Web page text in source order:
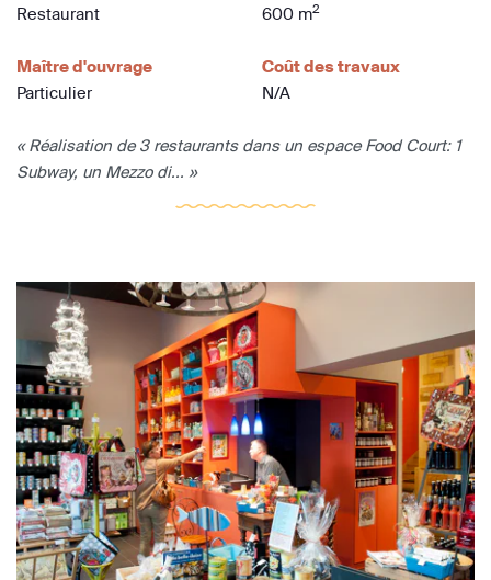
Restaurant
600 m2
Maître d'ouvrage
Particulier
Coût des travaux
N/A
« Réalisation de 3 restaurants dans un espace Food Court: 1
Subway, un Mezzo di... »